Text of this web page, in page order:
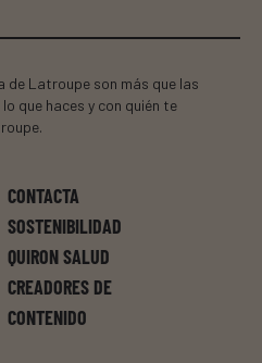
de Latroupe son más que las
que haces y con quién te
CONTACTA
SOSTENIBILIDAD
QUIRON SALUD
CREADORES DE
CONTENIDO